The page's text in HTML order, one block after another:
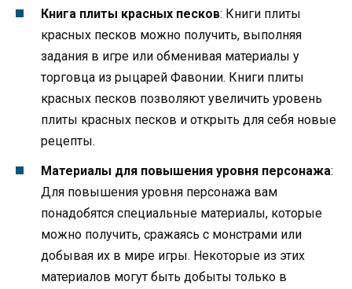
Книга плиты красных песков: Книги плиты
красных песков можно получить, выполняя
задания в игре или обменивая материалы у
торговца из рыцарей Фавонии. Книги плиты
красных песков позволяют увеличить уровень
плиты красных песков и открыть для себя новые
рецепты.
Материалы для повышения уровня персонажа:
Для повышения уровня персонажа вам
понадобятся специальные материалы, которые
можно получить, сражаясь с монстрами или
добывая их в мире игры. Некоторые из этих
материалов могут быть добыты только в